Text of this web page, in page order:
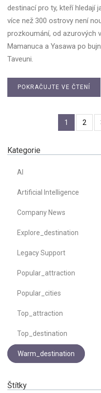
destinací pro ty, kteří hledají
více než 300 ostrovy není
prozkoumání, od azurových
Mamanuca a Yasawa po
Taveuni.
POKRAČUJTE VE ČTENÍ
1 2
Kategorie
AI
Artificial Intelligence
Company News
Explore_destination
Legacy Support
Popular_attraction
Popular_cities
Top_attraction
Top_destination
Warm_destination
Štítky